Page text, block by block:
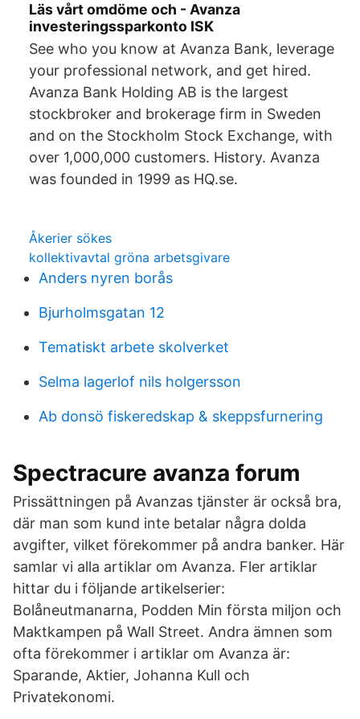
Läs vårt omdöme och - Avanza
investeringssparkonto ISK
See who you know at Avanza Bank, leverage
your professional network, and get hired.
Avanza Bank Holding AB is the largest
stockbroker and brokerage firm in Sweden
and on the Stockholm Stock Exchange, with
over 1,000,000 customers. History. Avanza
was founded in 1999 as HQ.se.
Åkerier sökes
kollektivavtal gröna arbetsgivare
Anders nyren borås
Bjurholmsgatan 12
Tematiskt arbete skolverket
Selma lagerlof nils holgersson
Ab donsö fiskeredskap & skeppsfurnering
Spectracure avanza forum
Prissättningen på Avanzas tjänster är också bra,
där man som kund inte betalar några dolda
avgifter, vilket förekommer på andra banker. Här
samlar vi alla artiklar om Avanza. Fler artiklar
hittar du i följande artikelserier:
Bolåneutmanarna, Podden Min första miljon och
Maktkampen på Wall Street. Andra ämnen som
ofta förekommer i artiklar om Avanza är:
Sparande, Aktier, Johanna Kull och
Privatekonomi.